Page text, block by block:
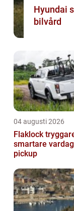
Hyundai
bilvård
04 augusti 2026
Flaklock tryggare last och
smartare
pickup